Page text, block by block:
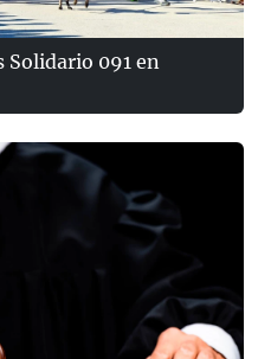
Solidario 091 en